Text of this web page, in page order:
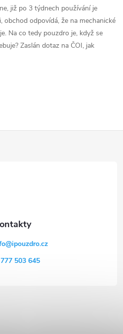
již po 3 týdnech používání je
obchod odpovídá, že na mechanické
Na co tedy pouzdro je, když se
Zaslán dotaz na ČOI, jak
@ipouzdro.cz
777 503 645